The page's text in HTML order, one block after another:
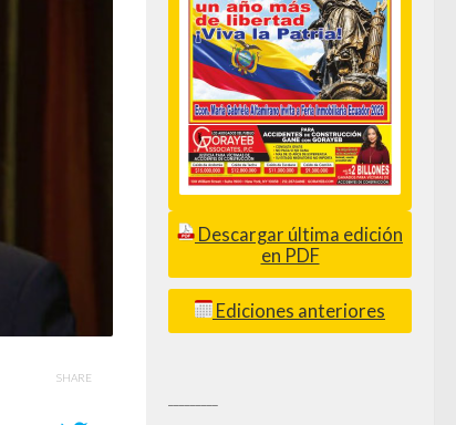
SHARE
Descargar última edición
en PDF
Ediciones anteriores